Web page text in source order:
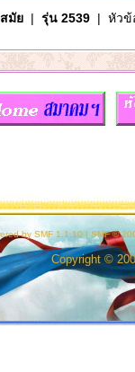
มัย| รุ่น 2539| หัวข้
by SMF 1.1.10 | SMF ©
Copyright ©